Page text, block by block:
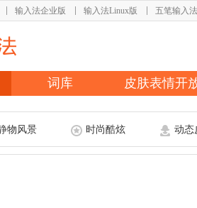
输入法企业版 输入法Linux版 五笔输入法
词库 皮肤表情开
物风景 时尚酷炫 动态